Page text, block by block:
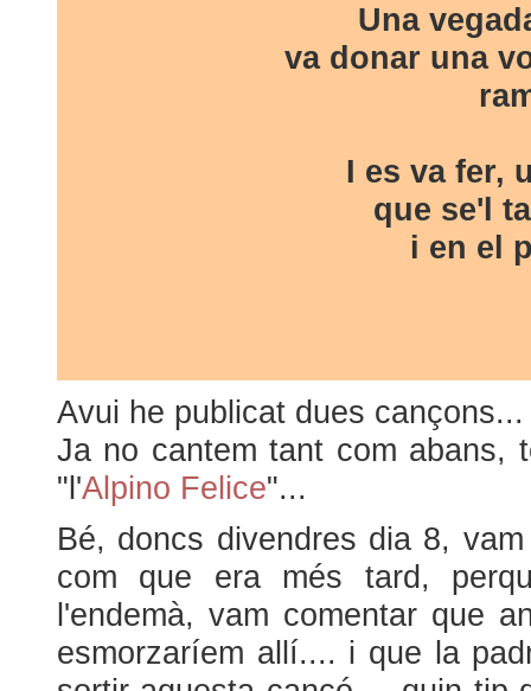
Una
va donar una
I es va fer,
que se'l
i en el
Avui he publicat dues
Ja no cantem tant com abans,
"l'Alpino Felice"...
Bé, doncs divendres dia 8,
com que era més tard,
l'endemà, vam comentar que
esmorzaríem allí.... i que la